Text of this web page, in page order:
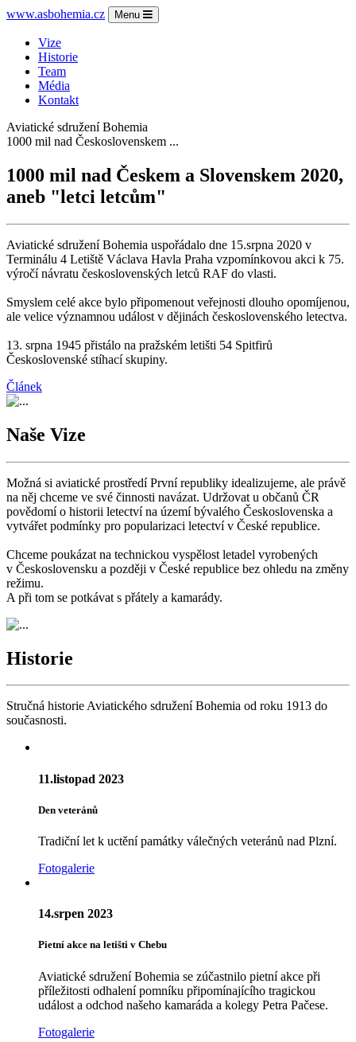
www.asbohemia.cz Menu
Vize
Historie
Team
Média
Kontakt
Aviatické sdružení Bohemia
1000 mil nad Československem ...
1000 mil nad Českem a Slovenskem 2020,
aneb "letci letcům"
Aviatické sdružení Bohemia uspořádalo dne 15.srpna 2020 v
Terminálu 4 Letiště Václava Havla Praha vzpomínkovou akci k 75.
výročí návratu československých letců RAF do vlasti.
Smyslem celé akce bylo připomenout veřejnosti dlouho opomíjenou,
ale velice významnou událost v dějinách československého letectva.
13. srpna 1945 přistálo na pražském letišti 54 Spitfirů
Československé stíhací skupiny.
Článek
Naše Vize
Možná si aviatické prostředí První republiky idealizujeme, ale právě
na něj chceme ve své činnosti navázat. Udržovat u občanů ČR
povědomí o historii letectví na území bývalého Československa a
vytvářet podmínky pro popularizaci letectví v České republice.
Chceme poukázat na technickou vyspělost letadel vyrobených
v Československu a později v České republice bez ohledu na změny
režimu.
A při tom se potkávat s přátely a kamarády.
Historie
Stručná historie Aviatického sdružení Bohemia od roku 1913 do
současnosti.
11.listopad 2023
Den veteránů
Tradiční let k uctění památky válečných veteránů nad Plzní.
Fotogalerie
14.srpen 2023
Pietní akce na letišti v Chebu
Aviatické sdružení Bohemia se zúčastnilo pietní akce při
příležitosti odhalení pomníku připomínajícího tragickou
událost a odchod našeho kamaráda a kolegy Petra Pačese.
Fotogalerie